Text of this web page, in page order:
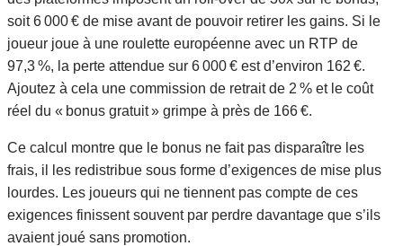
soit 6 000 € de mise avant de pouvoir retirer les gains. Si le
joueur joue à une roulette européenne avec un RTP de
97,3 %, la perte attendue sur 6 000 € est d’environ 162 €.
Ajoutez à cela une commission de retrait de 2 % et le coût
réel du « bonus gratuit » grimpe à près de 166 €.
Ce calcul montre que le bonus ne fait pas disparaître les
frais, il les redistribue sous forme d’exigences de mise plus
lourdes. Les joueurs qui ne tiennent pas compte de ces
exigences finissent souvent par perdre davantage que s’ils
avaient joué sans promotion.